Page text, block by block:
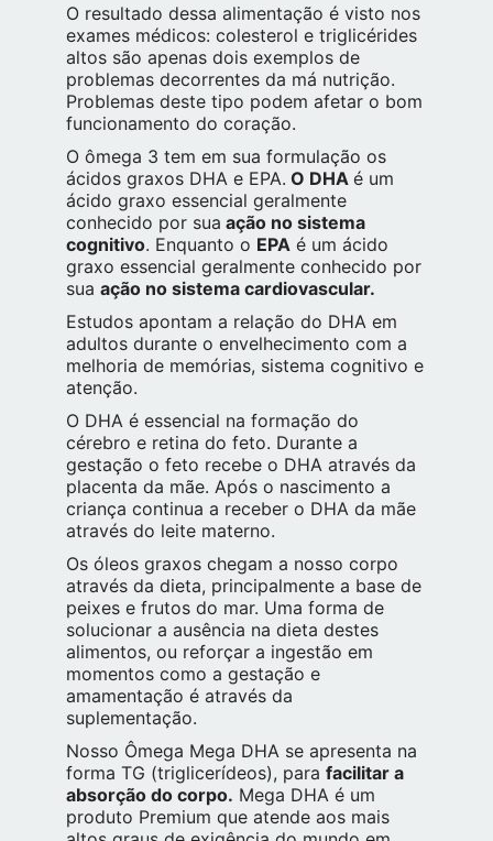
O resultado dessa alimentação é visto nos
exames médicos: colesterol e triglicérides
altos são apenas dois exemplos de
problemas decorrentes da má nutrição.
Problemas deste tipo podem afetar o bom
funcionamento do coração.
O ômega 3 tem em sua formulação os
ácidos graxos DHA e EPA. O DHA é um
ácido graxo essencial geralmente
conhecido por sua ação no sistema
cognitivo. Enquanto o EPA é um ácido
graxo essencial geralmente conhecido por
sua ação no sistema cardiovascular.
Estudos apontam a relação do DHA em
adultos durante o envelhecimento com a
melhoria de memórias, sistema cognitivo e
atenção.
O DHA é essencial na formação do
cérebro e retina do feto. Durante a
gestação o feto recebe o DHA através da
placenta da mãe. Após o nascimento a
criança continua a receber o DHA da mãe
através do leite materno.
Os óleos graxos chegam a nosso corpo
através da dieta, principalmente a base de
peixes e frutos do mar. Uma forma de
solucionar a ausência na dieta destes
alimentos, ou reforçar a ingestão em
momentos como a gestação e
amamentação é através da
suplementação.
Nosso Ômega Mega DHA se apresenta na
forma TG (triglicerídeos), para facilitar a
absorção do corpo. Mega DHA é um
produto Premium que atende aos mais